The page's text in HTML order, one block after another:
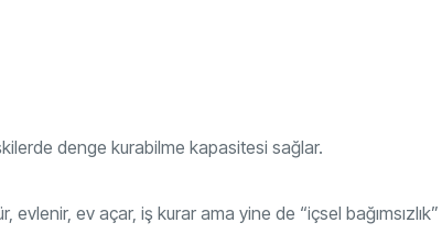
denge kurabilme kapasitesi sağlar.
evlenir, ev açar, iş kurar ama yine de “içsel bağımsızlık”